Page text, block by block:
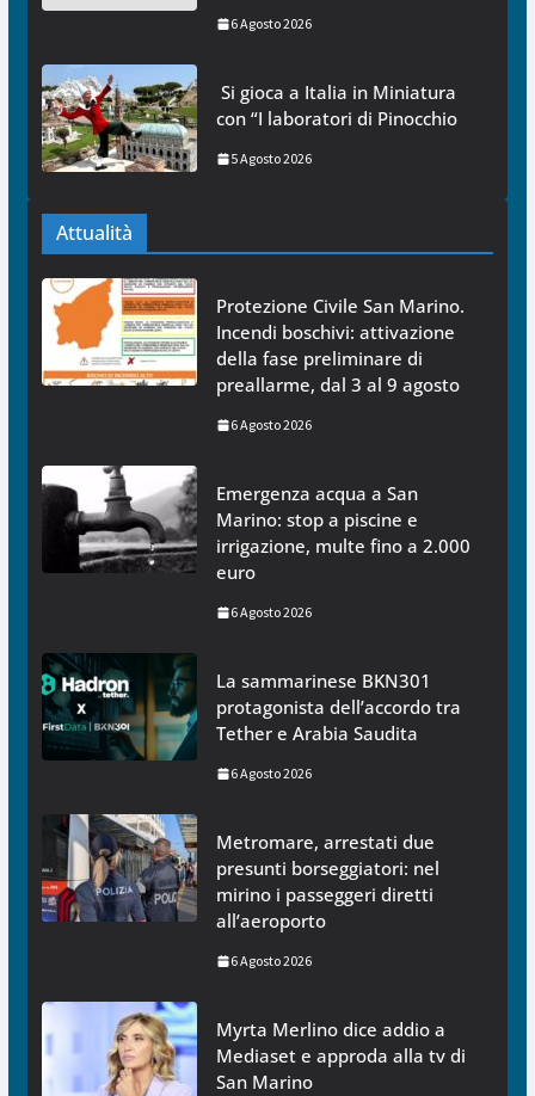
6 Agosto 2026
Si gioca a Italia in Miniatura
con “I laboratori di Pinocchio
5 Agosto 2026
Attualità
Protezione Civile San Marino.
Incendi boschivi: attivazione
della fase preliminare di
preallarme, dal 3 al 9 agosto
6 Agosto 2026
Emergenza acqua a San
Marino: stop a piscine e
irrigazione, multe fino a 2.000
euro
6 Agosto 2026
La sammarinese BKN301
protagonista dell’accordo tra
Tether e Arabia Saudita
6 Agosto 2026
Metromare, arrestati due
presunti borseggiatori: nel
mirino i passeggeri diretti
all’aeroporto
6 Agosto 2026
Myrta Merlino dice addio a
Mediaset e approda alla tv di
San Marino